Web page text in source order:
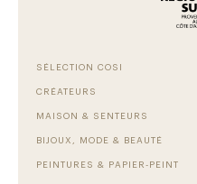
SÉLECTION COSI
CRÉATEURS
MAISON & SENTEURS
BIJOUX, MODE & BEAUTÉ
PEINTURES & PAPIER-PEINT